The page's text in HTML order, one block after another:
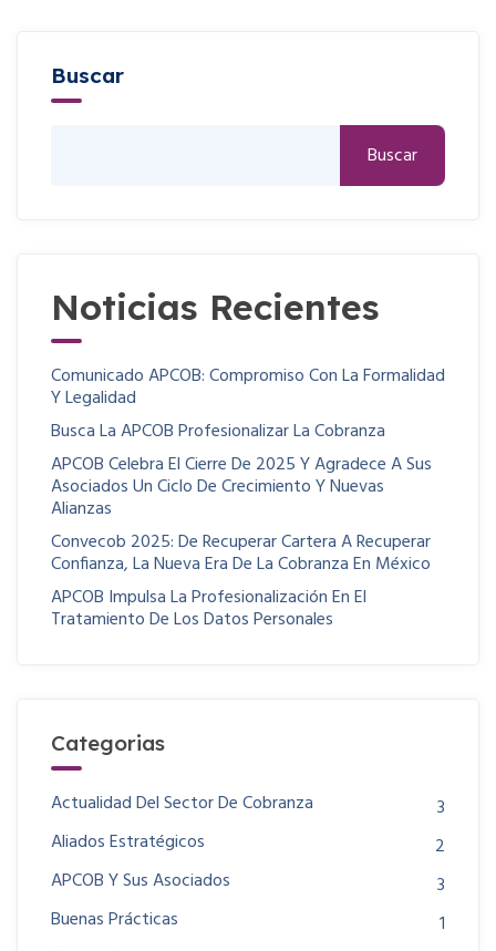
Buscar
Buscar
Noticias Recientes
Comunicado APCOB: Compromiso Con La Formalidad
Y Legalidad​
Busca La APCOB Profesionalizar La Cobranza
APCOB Celebra El Cierre De 2025 Y Agradece A Sus
Asociados Un Ciclo De Crecimiento Y Nuevas
Alianzas
Convecob 2025: De Recuperar Cartera A Recuperar
Confianza, La Nueva Era De La Cobranza En México
APCOB Impulsa La Profesionalización En El
Tratamiento De Los Datos Personales
Categorias
Actualidad Del Sector De Cobranza
3
Aliados Estratégicos
2
APCOB Y Sus Asociados
3
Buenas Prácticas
1